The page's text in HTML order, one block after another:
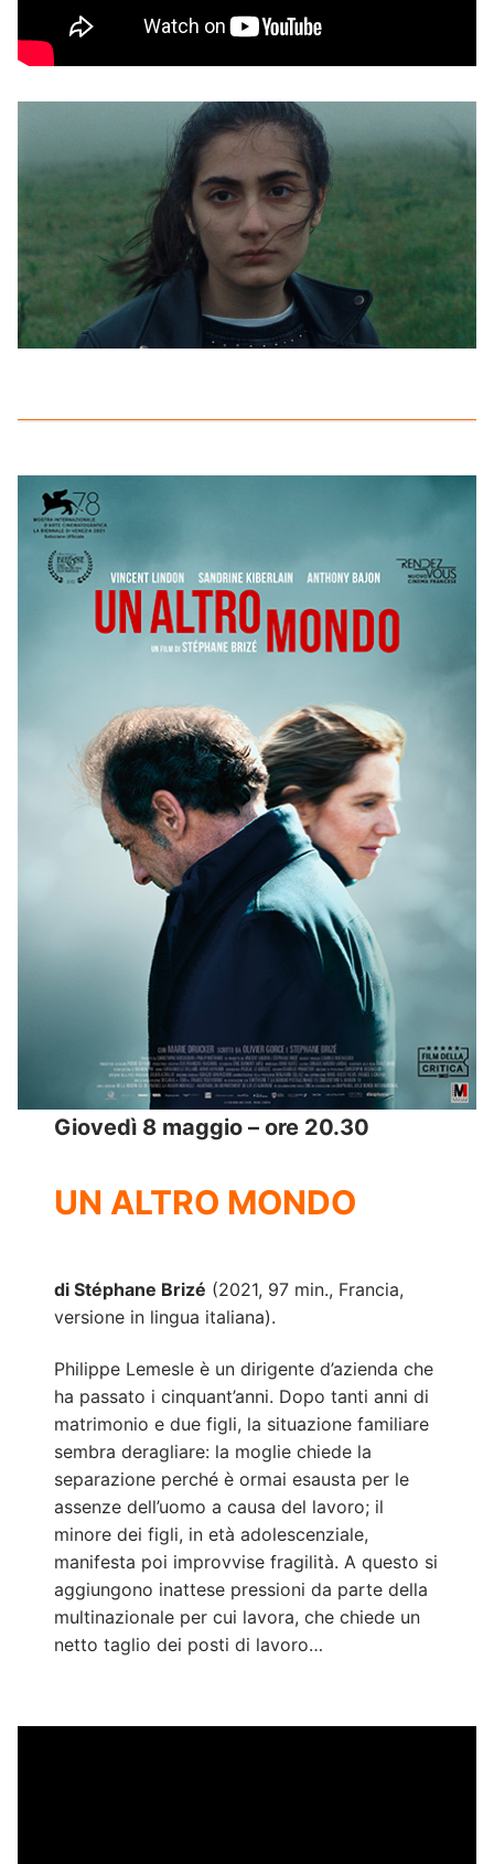
Giovedì 8 maggio – ore 20.30
UN ALTRO MONDO
di Stéphane Brizé (2021, 97 min., Francia,
versione in lingua italiana).
Philippe Lemesle è un dirigente d’azienda che
ha passato i cinquant’anni. Dopo tanti anni di
matrimonio e due figli, la situazione familiare
sembra deragliare: la moglie chiede la
separazione perché è ormai esausta per le
assenze dell’uomo a causa del lavoro; il
minore dei figli, in età adolescenziale,
manifesta poi improvvise fragilità. A questo si
aggiungono inattese pressioni da parte della
multinazionale per cui lavora, che chiede un
netto taglio dei posti di lavoro…